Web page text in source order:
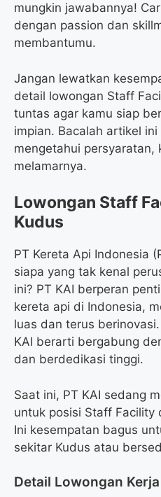
mungkin jawabannya!
dengan passion dan
membantumu.
Jangan lewatkan
detail lowongan Staff
tuntas agar kamu siap
impian. Bacalah artikel
mengetahui persyaratan,
melamarnya.
Lowongan Staff
Kudus
PT Kereta Api Indonesia
siapa yang tak kenal
ini? PT KAI berperan
kereta api di Indonesia,
luas dan terus
KAI berarti bergabung
dan berdedikasi tinggi.
Saat ini, PT KAI sedang
untuk posisi Staff Facility
Ini kesempatan bagus
sekitar Kudus atau
Detail Lowongan Kerja